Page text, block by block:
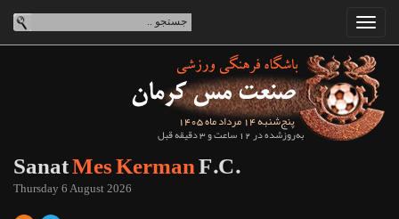
پنج‌شنبه 14 مرداد ماه 1405
به‌روزشده در 12 ساعت و 3 دقیقه قبل
SanatMes KermanF.C.
Thursday 6 August 2026